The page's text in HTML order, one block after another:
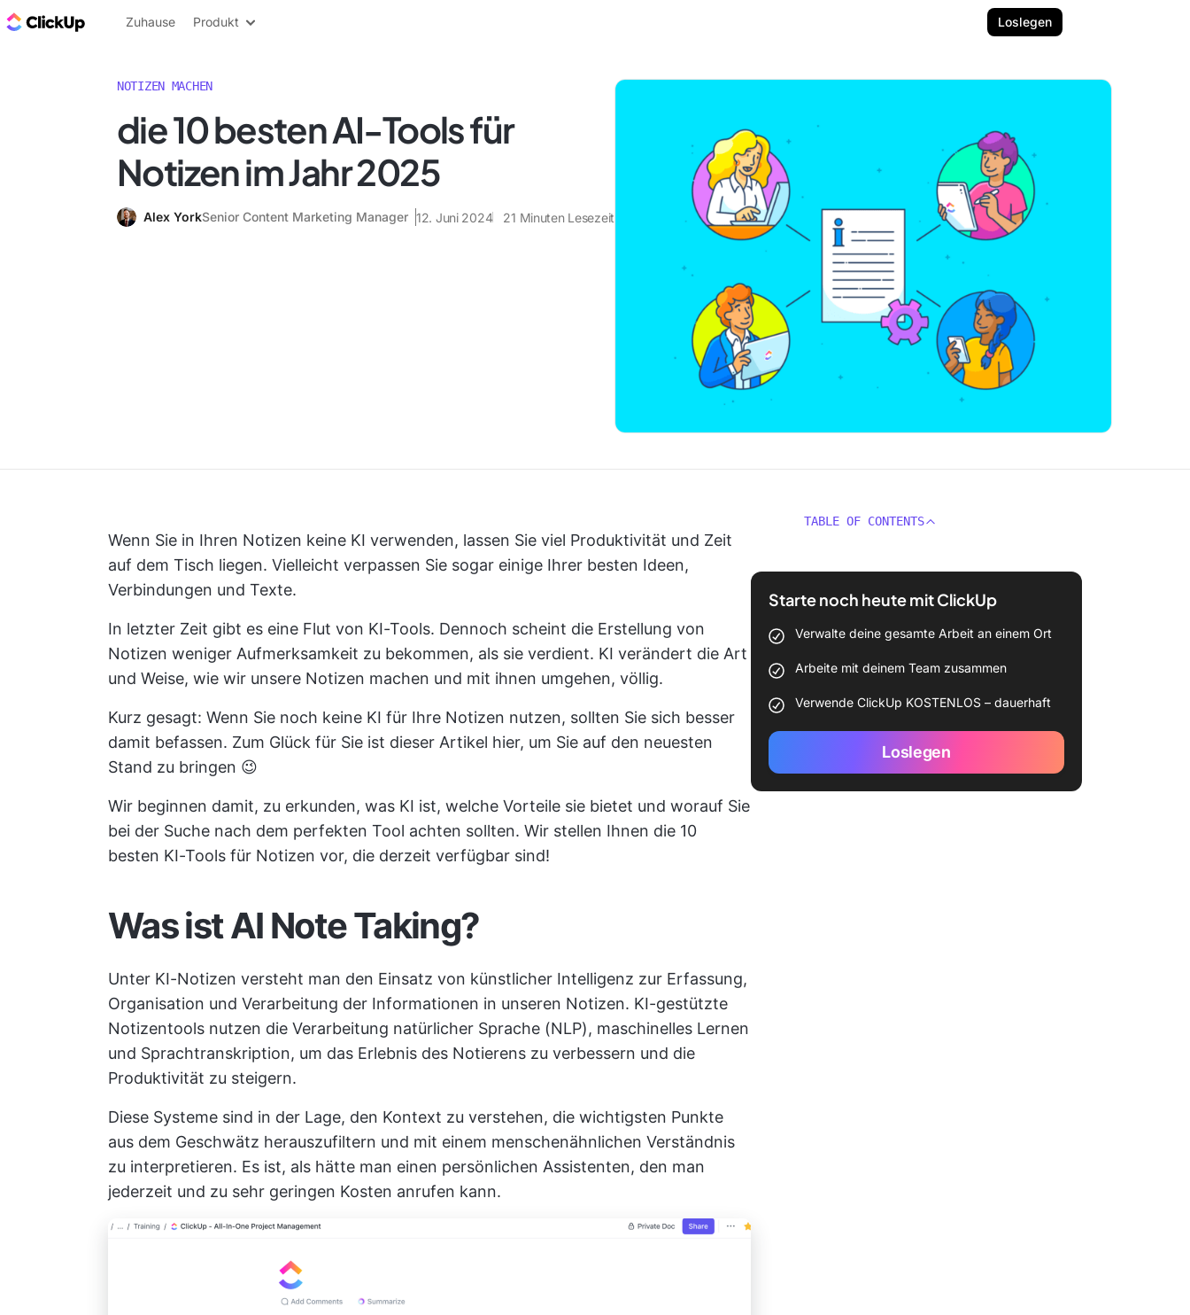
ClickUp Blog
Zuhause Produkt Loslegen
NOTIZEN MACHEN
die 10 besten AI-Tools für
Notizen im Jahr 2025
Alex YorkSenior Content Marketing Manager 12. Juni 2024 21 Minuten Lesezeit
Wenn Sie in Ihren Notizen keine KI verwenden, lassen Sie viel Produktivität und Zeit
auf dem Tisch liegen. Vielleicht verpassen Sie sogar einige Ihrer besten Ideen,
Verbindungen und Texte.
In letzter Zeit gibt es eine Flut von KI-Tools. Dennoch scheint die Erstellung von
Notizen weniger Aufmerksamkeit zu bekommen, als sie verdient. KI verändert die Art
und Weise, wie wir unsere Notizen machen und mit ihnen umgehen, völlig.
Kurz gesagt: Wenn Sie noch keine KI für Ihre Notizen nutzen, sollten Sie sich besser
damit befassen. Zum Glück für Sie ist dieser Artikel hier, um Sie auf den neuesten
Stand zu bringen 😉
Wir beginnen damit, zu erkunden, was KI ist, welche Vorteile sie bietet und worauf Sie
bei der Suche nach dem perfekten Tool achten sollten. Wir stellen Ihnen die 10
besten KI-Tools für Notizen vor, die derzeit verfügbar sind!
Was ist AI Note Taking?
Unter KI-Notizen versteht man den Einsatz von künstlicher Intelligenz zur Erfassung,
Organisation und Verarbeitung der Informationen in unseren Notizen. KI-gestützte
Notizentools nutzen die Verarbeitung natürlicher Sprache (NLP), maschinelles Lernen
und Sprachtranskription, um das Erlebnis des Notierens zu verbessern und die
Produktivität zu steigern.
Diese Systeme sind in der Lage, den Kontext zu verstehen, die wichtigsten Punkte
aus dem Geschwätz herauszufiltern und mit einem menschenähnlichen Verständnis
zu interpretieren. Es ist, als hätte man einen persönlichen Assistenten, den man
jederzeit und zu sehr geringen Kosten anrufen kann.
TABLE OF CONTENTS
Starte noch heute mit ClickUp
Verwalte deine gesamte Arbeit an einem Ort
Arbeite mit deinem Team zusammen
Verwende ClickUp KOSTENLOS – dauerhaft
Loslegen